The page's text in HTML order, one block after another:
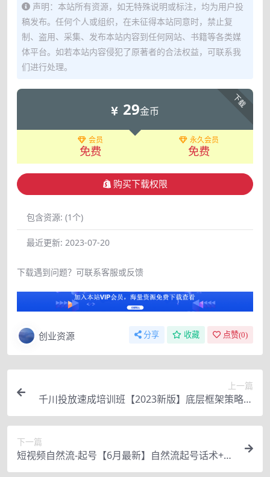
声明：本站所有资源，如无特殊说明或标注，均为用户投
稿发布。任何个人或组织，在未征得本站同意时，禁止复
制、盗用、采集、发布本站内容到任何网站、书籍等各类媒
体平台。如若本站内容侵犯了原著者的合法权益，可联系我
们进行处理。
下载
29金币
会员
免费
永久会员
免费
购买下载权限
包含资源: (1个)
最近更新: 2023-07-20
下载遇到问题？可联系客服或反馈
创业资源 分享 收藏 点赞(0)
上一篇
千川投放速成培训班【2023新版】底层框架策略实
操讲解，认知加实操为一体
下一篇
短视频自然流-起号【6月最新】​自然流起号话术+实
战课